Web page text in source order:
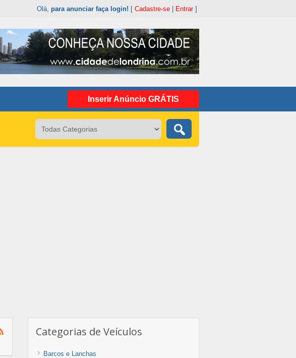
Olá, para anunciar faça login! [ Cadastre-se Entrar]
Inserir Anúncio GRÁTIS
Categorias de Veículos
Barcos e Lanchas